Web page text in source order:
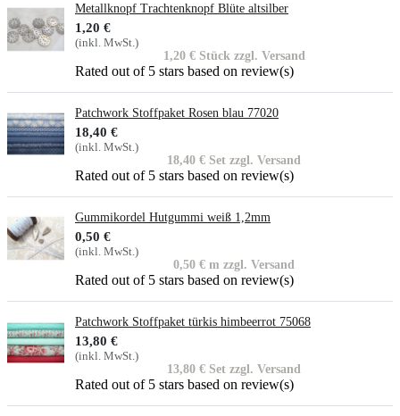
Metallknopf Trachtenknopf Blüte altsilber
1,20 €
(inkl. MwSt.)
1,20 € Stück zzgl. Versand
Rated out of 5 stars based on review(s)
Patchwork Stoffpaket Rosen blau 77020
18,40 €
(inkl. MwSt.)
18,40 € Set zzgl. Versand
Rated out of 5 stars based on review(s)
Gummikordel Hutgummi weiß 1,2mm
0,50 €
(inkl. MwSt.)
0,50 € m zzgl. Versand
Rated out of 5 stars based on review(s)
Patchwork Stoffpaket türkis himbeerrot 75068
13,80 €
(inkl. MwSt.)
13,80 € Set zzgl. Versand
Rated out of 5 stars based on review(s)